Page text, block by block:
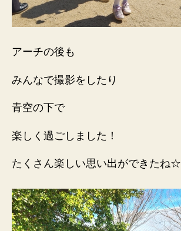
アーチの後も
みんなで撮影をしたり
青空の下で
楽しく過ごしました！
たくさん楽しい思い出ができたね☆